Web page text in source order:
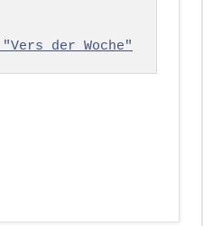
der Woche"